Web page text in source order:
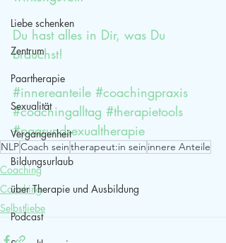
Liebe schenken
Zentrum
Paartherapie
Sexualität
Vergangenheit
Bildungsurlaub
über Therapie und Ausbildung
Podcast
Du hast alles in Dir, was Du
brauchst!
#innereanteile #coachingpraxis
#coachingalltag #therapietools
#paarundsexualtherapie
NLPCoach seintherapeut:in sein innere Anteile
Coaching
Coaching
Selbstliebe